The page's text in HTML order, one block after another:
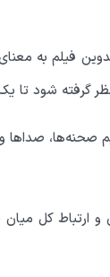
فیلم به
گرفته شود
کل میان